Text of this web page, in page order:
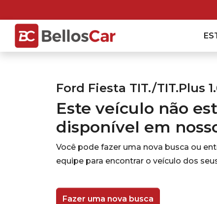
Ford Fiesta TIT./TIT.Plus
Este veículo não
disponível em
Você pode fazer uma nova busca ou
equipe para encontrar o veículo dos
Fazer uma nova busca